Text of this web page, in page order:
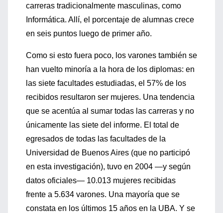
carreras tradicionalmente masculinas, como
Informática. Allí, el porcentaje de alumnas crece
en seis puntos luego de primer año.
Como si esto fuera poco, los varones también se
han vuelto minoría a la hora de los diplomas: en
las siete facultades estudiadas, el 57% de los
recibidos resultaron ser mujeres. Una tendencia
que se acentúa al sumar todas las carreras y no
únicamente las siete del informe. El total de
egresados de todas las facultades de la
Universidad de Buenos Aires (que no participó
en esta investigación), tuvo en 2004 —y según
datos oficiales— 10.013 mujeres recibidas
frente a 5.634 varones. Una mayoría que se
constata en los últimos 15 años en la UBA. Y se